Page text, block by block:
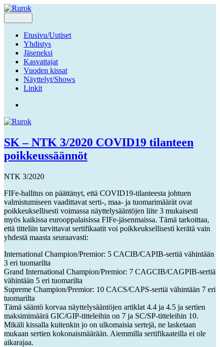
Siirry
sisältöön
Rurok
Ruuhka-Suomen Rotukissayhdistys
Valikko
Etusivu/Uutiset
Yhdistys
Jäseneksi
Kasvattajat
Vuoden kissat
Näyttelyt/Shows
Linkit
SK – NTK 3/2020 COVID19 tilanteen
poikkeussäännöt
NTK 3/2020
FIFe-hallitus on päättänyt, että COVID19-tilanteesta johtuen
valmistumiseen vaadittavat serti-, maa- ja tuomarimäärät ovat
poikkeuksellisesti voimassa näyttelysääntöjen liite 3 mukaisesti
myös kaikissa eurooppalaisissa FIFe-jäsenmaissa. Tämä tarkoittaa,
että titteliin tarvittavat sertifikaatit voi poikkeuksellisesti kerätä vain
yhdestä maasta seuraavasti:
International Champion/Premior: 5 CACIB/CAPIB-sertiä vähintään
3 eri tuomarilta
Grand International Champion/Premior: 7 CAGCIB/CAGPIB-sertiä
vähintään 5 eri tuomarilta
Supreme Champion/Premior: 10 CACS/CAPS-sertiä vähintään 7 eri
tuomarilta
Tämä sääntö korvaa näyttelysääntöjen artiklat 4.4 ja 4.5 ja sertien
maksimimäärä GIC/GIP-titteleihin on 7 ja SC/SP-titteleihin 10.
Mikäli kissalla kuitenkin jo on ulkomaisia sertejä, ne lasketaan
mukaan sertien kokonaismäärään. Aiemmilla sertifikaateilla ei ole
aikarajaa.